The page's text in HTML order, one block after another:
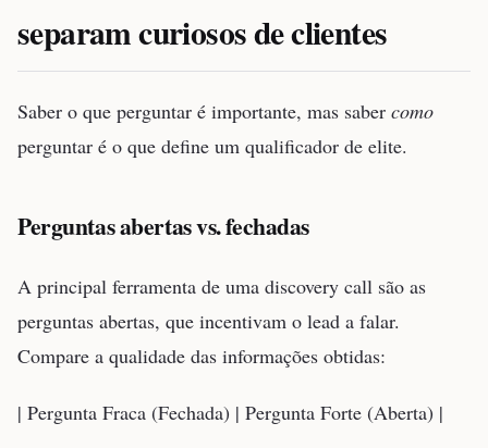
separam curiosos de clientes
Saber o que perguntar é importante, mas saber como
perguntar é o que define um qualificador de elite.
Perguntas abertas vs. fechadas
A principal ferramenta de uma discovery call são as
perguntas abertas, que incentivam o lead a falar.
Compare a qualidade das informações obtidas:
| Pergunta Fraca (Fechada) | Pergunta Forte (Aberta) |